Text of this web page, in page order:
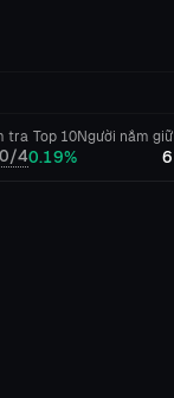
tra
0/4
Top 10
0.19%
Người nắm giữ
6